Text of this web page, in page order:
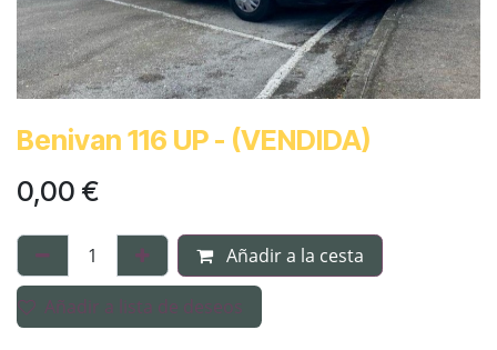
Benivan 116 UP - (VENDIDA)
0,00 €
Añadir a la cesta
Añadir a lista de deseos